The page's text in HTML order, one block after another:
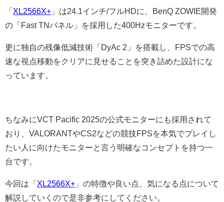
「 XL2566X+ 」は24.1インチ/フルHDに、BenQ ZOWIE開発
の「Fast TNパネル」を採用した400Hzモニターです。
更に独自の残像低減技術「DyAc 2」を搭載し、FPSでの高
速な視点移動をクリアに見せることを突き詰めた設計にな
っています。
ちなみにVCT Pacific 2025の公式モニターにも採用されて
おり、VALORANTやCS2などの競技FPSを本気でプレイし
たい人に向けたモニターと言う明確なコンセプトを持つ一
台です。
今回は「 XL2566X+ 」の特徴や良い点、気になる点について
解説していくので是非参考にしてください。